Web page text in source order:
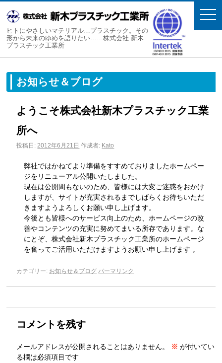
ヒトにやさしいマテリアル…プラスチック。その
形から未来のゆめを語りたい……株式会社 新木
プラスチック工業所
お知らせ＆ブログ
ようこそ株式会社新木プラスチック工業
所へ
投稿日: 2012年6月21日 作成者: Kato
弊社ではかねてより準備をすすめておりましたホームペー
ジをリニューアル公開いたしました。
現在は公開間もないのため、皆様には大変ご迷惑をおかけ
しますが、サイトが充実されるまでしばらくお待ちいただ
きますようよろしくお願い申し上げます。
今後とも皆様へのサービス向上のため、ホームページの改
善やコンテンツの充実に努めてまいる所存であります。な
にとぞ、株式会社新木プラスチック工業所のホームページ
を奮ってご活用いただけますようお願い申し上げます 。
カテゴリー: お知らせ＆ブログ パーマリンク
コメントを残す
メールアドレスが公開されることはありません。 ※ が付いてい
る欄は必須項目です